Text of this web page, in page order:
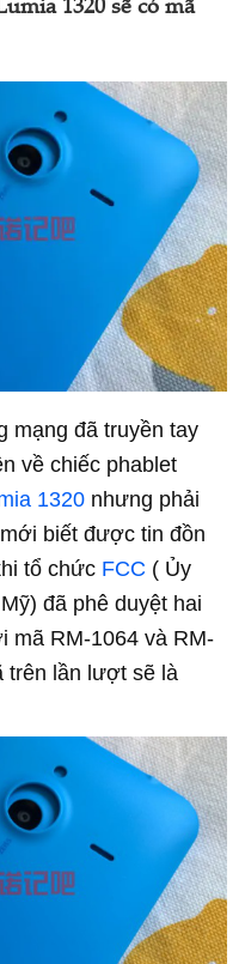
1320 sẽ có mã
mạng đã truyền tay
về chiếc phablet
1320 nhưng phải
biết được tin đồn
tổ chức FCC ( Ủy
đã phê duyệt hai
mã RM-1064 và RM-
trên lần lượt sẽ là